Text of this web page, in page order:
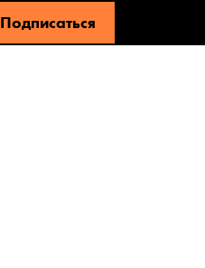
Подписаться